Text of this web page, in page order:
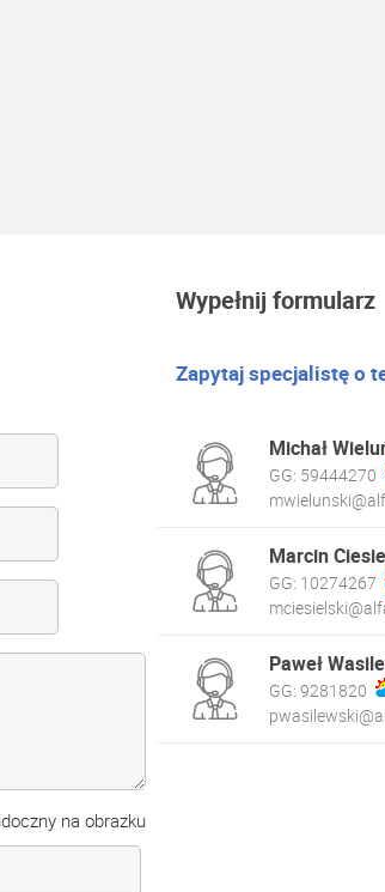
na obrazku
Wypełnij formularz
Zapytaj specjalistę o
Michał
GG: 59444270
Marcin
GG: 10274267
Paweł
GG:9281820